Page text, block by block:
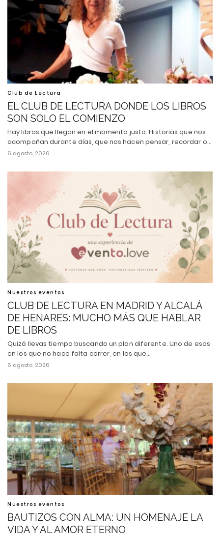
Club de Lectura
EL CLUB DE LECTURA DONDE LOS LIBROS
SON SOLO EL COMIENZO
Hay libros que llegan en el momento justo. Historias que nos
acompañan durante días, que nos hacen pensar, recordar o…
6 agosto, 2026
Nuestros eventos
CLUB DE LECTURA EN MADRID Y ALCALÁ
DE HENARES: MUCHO MÁS QUE HABLAR
DE LIBROS
Quizá llevas tiempo buscando un plan diferente. Uno de esos
en los que no hace falta correr, en los que…
6 agosto, 2026
Nuestros eventos
BAUTIZOS CON ALMA: UN HOMENAJE LA
VIDA Y AL AMOR ETERNO